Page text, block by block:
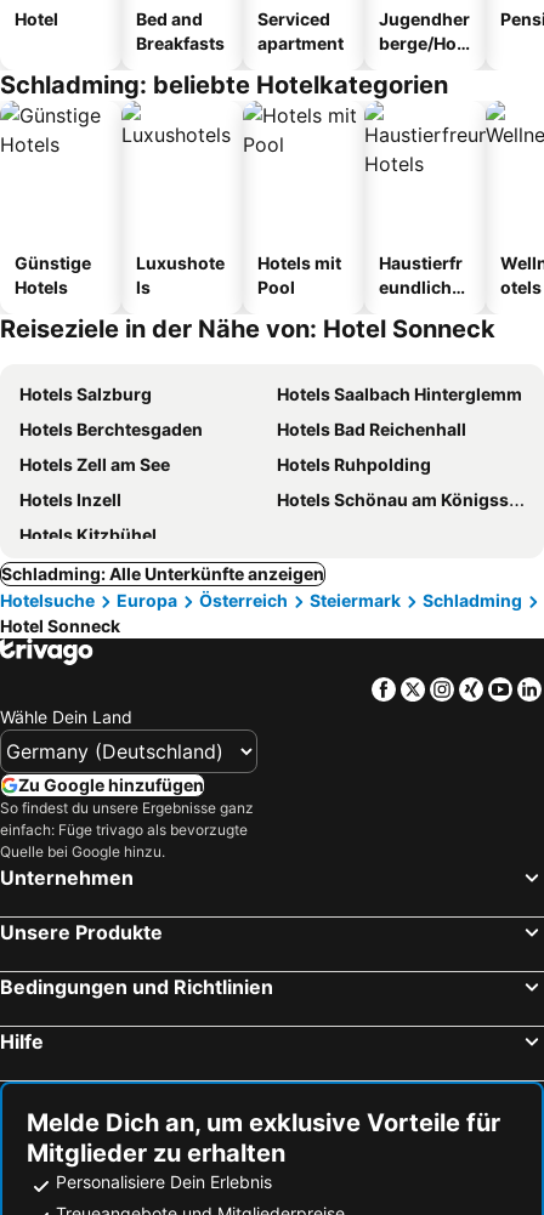
Hotel
Bed and
Breakfasts
Serviced
apartment
Jugendher
berge/Hos
Schladming: beliebte Hotelkategorien
Günstige
Hotels
Luxushote
ls
Hotels mit
Pool
Haustierfr
eundliche
otels
Reiseziele in der Nähe von: Hotel Sonneck
Hotels Salzburg
Hotels Saalbach Hinterglemm
Hotels Berchtesgaden
Hotels Bad Reichenhall
Hotels Zell am See
Hotels Ruhpolding
Hotels Inzell
Hotels Schönau am Königssee
Hotels Kitzbühel
Schladming: Alle Unterkünfte anzeigen
Hotelsuche
Europa Österreich Steiermark
Schladming
Hotel Sonneck
Facebook
TwitterXing
Wähle Dein Land
Zu Google hinzufügen
So findest du unsere Ergebnisse ganz
einfach: Füge trivago als bevorzugte
Quelle bei Google hinzu.
Unternehmen
Unsere Produkte
Bedingungen und Richtlinien
Hilfe
Melde Dich an, um exklusive Vorteile für
Mitglieder zu erhalten
Personalisiere Dein Erlebnis